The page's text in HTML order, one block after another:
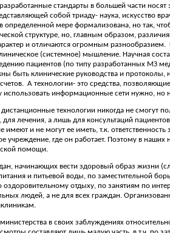
стандарты в большей части
собой триаду- наука, искусство
определенной мере формализована, но так,
структуре, но, главным образом,
и отличаются огромным
(системное) мышление. Научная
пациентов (по типу разработанных МЗ
быть клинические руководства и
А технологии- это средства,
использовать информационные сети нужно, но
технологии никогда не смогут
лечения, а лишь для консультаций
и не могут ее иметь, т.к.
учреждение, где он работает. Поэтому в
помощи.
начинающих вести здоровый образ жизни
и питьевой воды, по заместительной
отдыху, по занятиям по
людей, а не для всех граждан.
в своих заблуждениях